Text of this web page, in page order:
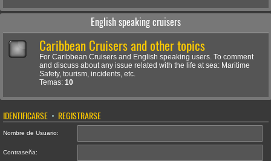
English speaking cruisers
Caribbean Cruisers and other topics
For Caribbean Cruisers and English speaking users. To comment
and discuss about any issue related with the life at sea: Maritime
Safety, tourism, incidents, etc.
Temas: 10
IDENTIFICARSE • REGISTRARSE
Nombre de Usuario:
Contraseña: